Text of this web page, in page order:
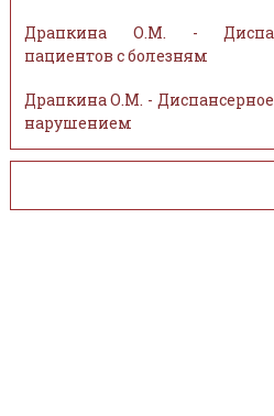
Драпкина О.М. -
пациентов с болезням
Драпкина О.М. -
нарушением